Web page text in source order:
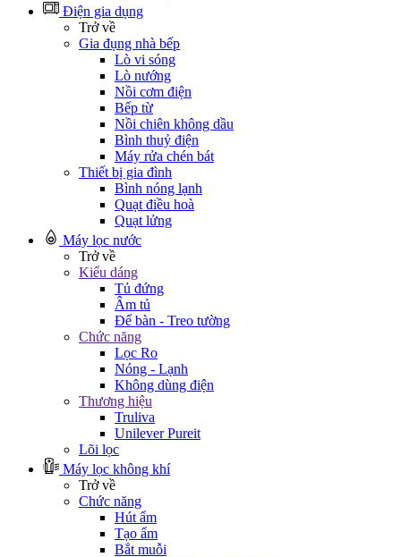
Điện gia dụng
Trở về
Gia đụng nhà bếp
Lò vi sóng
Lò nướng
Nồi cơm điện
Bếp từ
Nồi chiên không dầu
Bình thuỷ điện
Máy rửa chén bát
Thiết bị gia đình
Bình nóng lạnh
Quạt điều hoà
Quạt lửng
Máy lọc nước
Trở về
Kiểu dáng
Tủ đứng
Âm tủ
Để bàn - Treo tường
Chức năng
Lọc Ro
Nóng - Lạnh
Không dùng điện
Thương hiệu
Truliva
Unilever Pureit
Lõi lọc
Máy lọc không khí
Trở về
Chức năng
Hút ẩm
Tạo ẩm
Bắt muỗi